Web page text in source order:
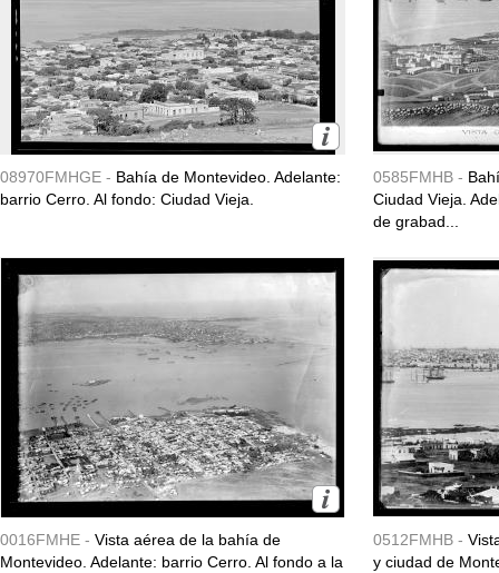
08970FMHGE - Bahía de Montevideo. Adelante:
barrio Cerro. Al fondo: Ciudad Vieja.
0585FMHB -
Ciudad Vieja.
de grabad...
0016FMHE - Vista aérea de la bahía de
Montevideo. Adelante: barrio Cerro. Al fondo a la
0512FMHB -
y ciudad de